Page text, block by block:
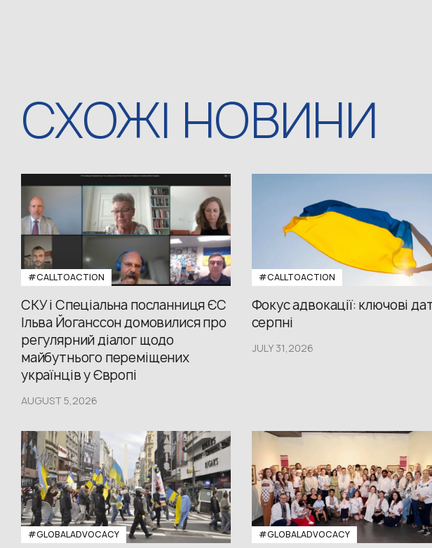
СХОЖІ НОВИНИ
#CALLTOACTION
СКУ і Спеціальна посланниця ЄС
Ільва Йоганссон домовилися про
регулярний діалог щодо
майбутнього переміщених
українців у Європі
AUGUST 5,2026
#CALLTOACTION
Фокус адвокації: ключові
серпні
JULY 31,2026
#GLOBALADVOCACY #GLOBALADVOCACY